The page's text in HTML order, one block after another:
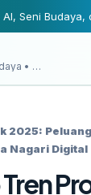
Seni Budaya,
Guru • AI • Seni Budaya • Digital Creator
2025:
Nagari Digital